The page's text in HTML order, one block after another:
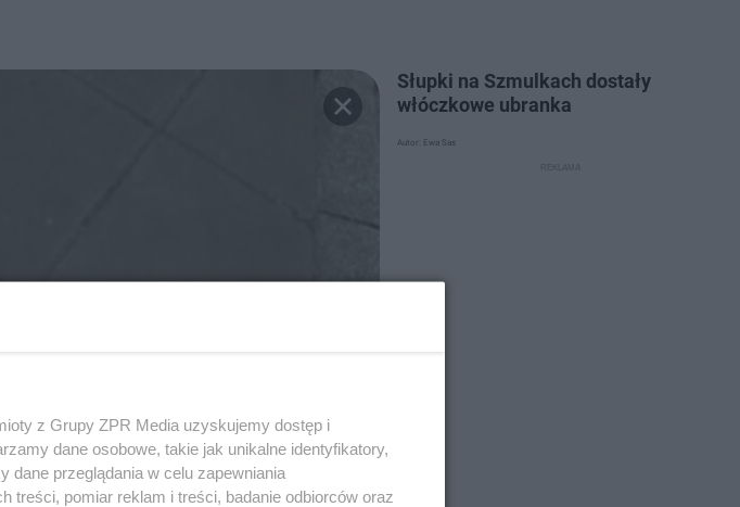
Słupki na Szmulkach dostały
włóczkowe ubranka
Autor: Ewa Sas
z Grupy ZPR Media uzyskujemy dostęp i
dane osobowe, takie jak unikalne identyfikatory,
dane przeglądania w celu zapewniania
treści, pomiar reklam i treści, badanie odbiorców oraz